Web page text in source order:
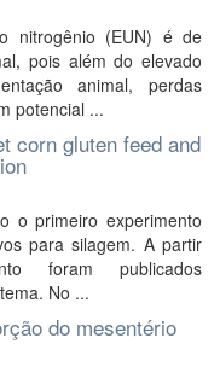
nitrogênio (EUN) é de
pois além do elevado
animal, perdas
potencial ...
corn gluten feed and
o primeiro experimento
para silagem. A partir
foram publicados
No ...
do mesentério